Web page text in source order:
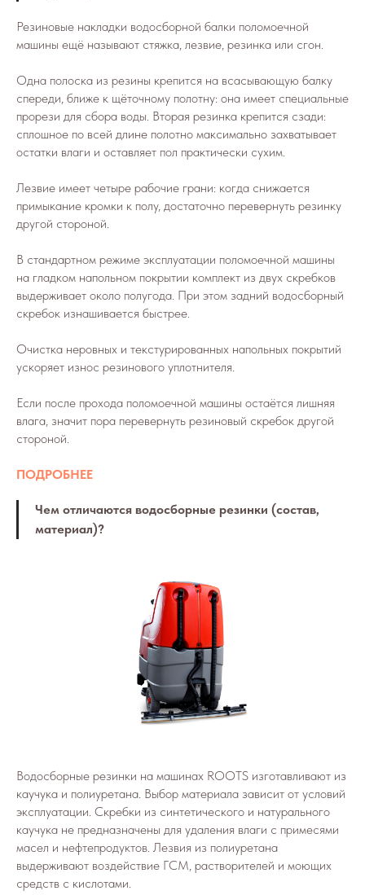
Резиновые накладки водосборной балки поломоечной
машины ещё называют стяжка, лезвие, резинка или сгон.
Одна полоска из резины крепится на всасывающую балку
спереди, ближе к щёточному полотну: она имеет специальные
прорези для сбора воды. Вторая резинка крепится сзади:
сплошное по всей длине полотно максимально захватывает
остатки влаги и оставляет пол практически сухим.
Лезвие имеет четыре рабочие грани: когда снижается
примыкание кромки к полу, достаточно перевернуть резинку
другой стороной.
В стандартном режиме эксплуатации поломоечной машины
на гладком напольном покрытии комплект из двух скребков
выдерживает около полугода. При этом задний водосборный
скребок изнашивается быстрее.
Очистка неровных и текстурированных напольных покрытий
ускоряет износ резинового уплотнителя.
Если после прохода поломоечной машины остаётся лишняя
влага, значит пора перевернуть резиновый скребок другой
стороной.
ПОДРОБНЕЕ
Чем отличаются водосборные резинки (состав,
материал)?
Водосборные резинки на машинах ROOTS изготавливают из
каучука и полиуретана. Выбор материала зависит от условий
эксплуатации. Скребки из синтетического и натурального
каучука не предназначены для удаления влаги с примесями
масел и нефтепродуктов. Лезвия из полиуретана
выдерживают воздействие ГСМ, растворителей и моющих
средств с кислотами.